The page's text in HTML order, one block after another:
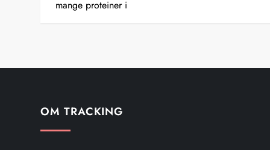
l
g
mange proteiner i
OM TRACKING